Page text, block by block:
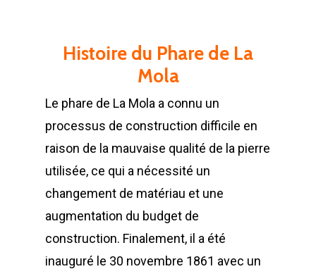
Histoire du Phare de La
Mola
Le phare de La Mola a connu un
processus de construction difficile en
raison de la mauvaise qualité de la pierre
utilisée, ce qui a nécessité un
changement de matériau et une
augmentation du budget de
construction. Finalement, il a été
inauguré le 30 novembre 1861 avec un